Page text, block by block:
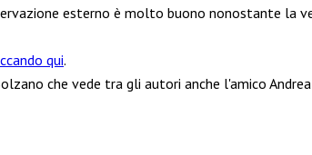
esterno è molto buono nonostante la
qui.
che vede tra gli autori anche l'amico